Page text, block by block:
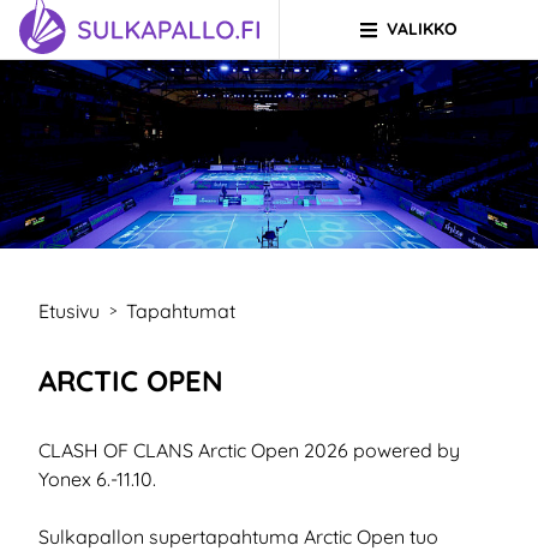
Siirry sivun sisältöön
SIIRRY ETUSIVULLE
VALIKKO
Etusivu > Tapahtumat
ARCTIC OPEN
CLASH OF CLANS Arctic Open 2026 powered by
Yonex 6.-11.10.
Sulkapallon supertapahtuma Arctic Open tuo